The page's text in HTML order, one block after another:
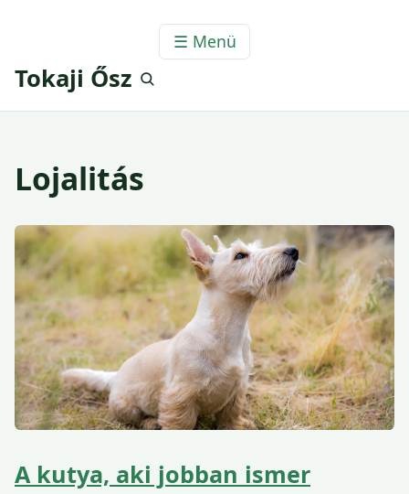
☰ Menü
Tokaji Ősz
Lojalitás
A kutya, aki jobban ismer